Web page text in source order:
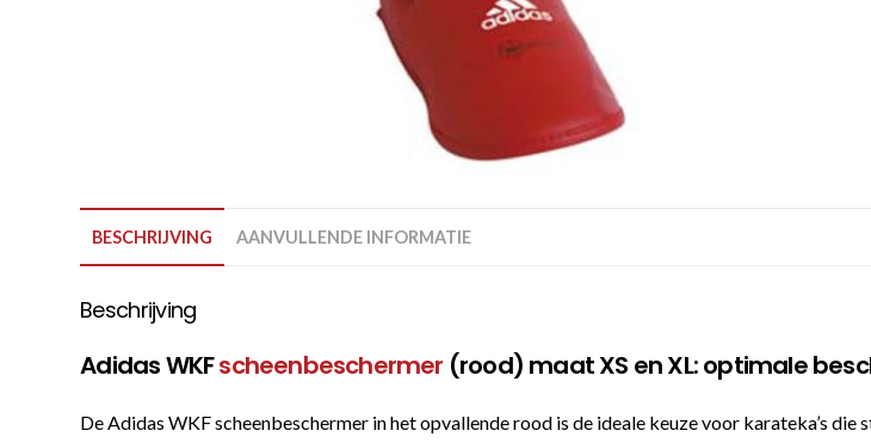
BESCHRIJVING AANVULLENDE INFORMATIE
Beschrijving
Adidas WKFscheenbeschermer (rood) maat XS en XL: optimale
De Adidas WKF scheenbeschermer in het opvallende rood is de ideale keuze voor karateka’s